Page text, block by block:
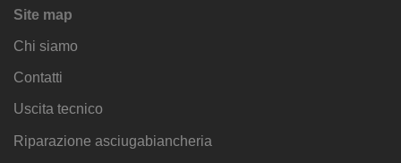
Site map
Chi siamo
Contatti
Uscita tecnico
Riparazione asciugabiancheria